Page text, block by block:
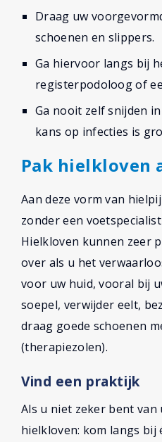
Draag uw
schoenen en slippers.
Ga hiervoor langs bij
registerpodoloog of
Ga nooit zelf snijden
kans op infecties is
Pak hielkloven
Aan deze vorm van
zonder een
Hielkloven kunnen zeer
over als u het
voor uw huid, vooral bij
soepel, verwijder eelt,
draag goede schoenen
(therapiezolen).
Vind een praktijk
Als u niet zeker bent
hielkloven: kom langs bij